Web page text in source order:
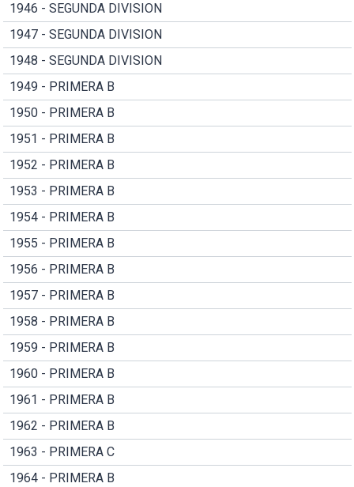
1946 - SEGUNDA DIVISION
1947 - SEGUNDA DIVISION
1948 - SEGUNDA DIVISION
1949 - PRIMERA B
1950 - PRIMERA B
1951 - PRIMERA B
1952 - PRIMERA B
1953 - PRIMERA B
1954 - PRIMERA B
1955 - PRIMERA B
1956 - PRIMERA B
1957 - PRIMERA B
1958 - PRIMERA B
1959 - PRIMERA B
1960 - PRIMERA B
1961 - PRIMERA B
1962 - PRIMERA B
1963 - PRIMERA C
1964 - PRIMERA B